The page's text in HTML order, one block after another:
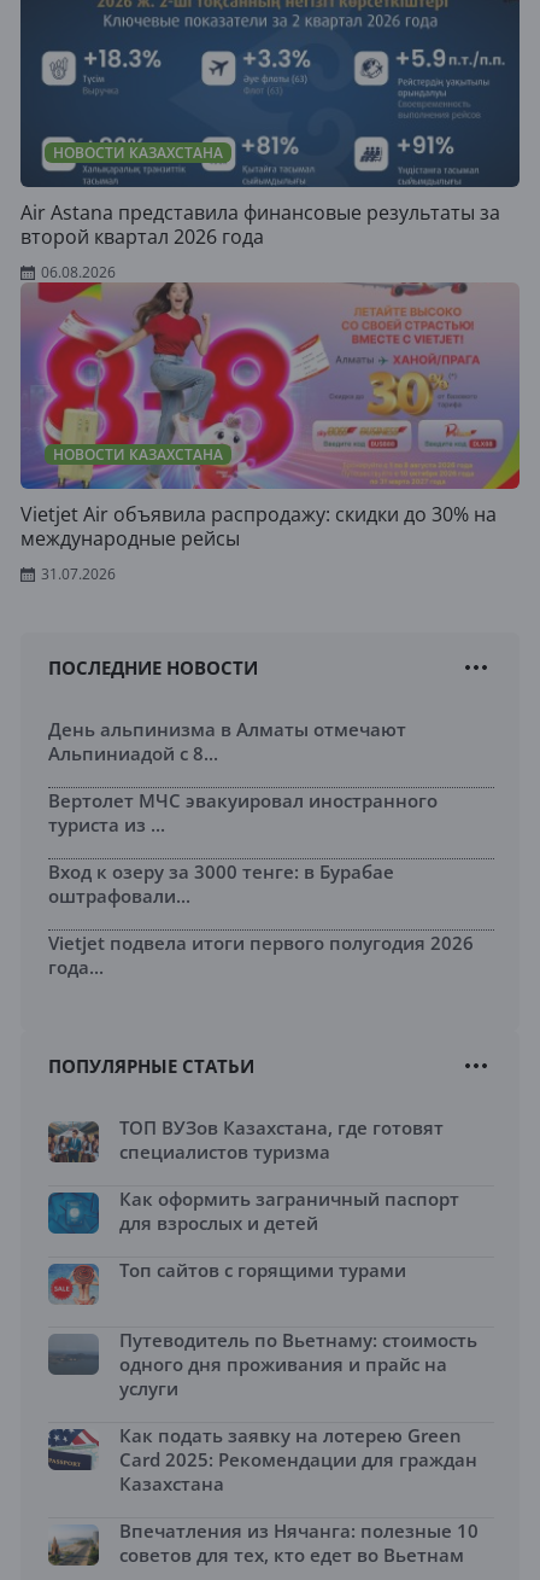
НОВОСТИ КАЗАХСТАНА
Air Astana представила финансовые результаты за
второй квартал 2026 года
06.08.2026
НОВОСТИ КАЗАХСТАНА
Vietjet Air объявила распродажу: скидки до 30% на
международные рейсы
31.07.2026
ПОСЛЕДНИЕ НОВОСТИ
День альпинизма в Алматы отмечают
Альпиниадой с 8...
Вертолет МЧС эвакуировал иностранного
туриста из ...
Вход к озеру за 3000 тенге: в Бурабае
оштрафовали...
Vietjet подвела итоги первого полугодия 2026
года...
ПОПУЛЯРНЫЕ СТАТЬИ
ТОП ВУЗов Казахстана, где готовят
специалистов туризма
Как оформить заграничный паспорт
для взрослых и детей
Топ сайтов с горящими турами
Путеводитель по Вьетнаму: стоимость
одного дня проживания и прайс на
услуги
Как подать заявку на лотерею Green
Card 2025: Рекомендации для граждан
Казахстана
Впечатления из Нячанга: полезные 10
советов для тех, кто едет во Вьетнам